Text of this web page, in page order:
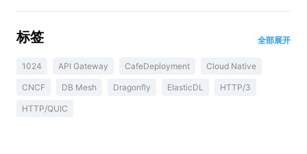
标签 全部展开
1024 API Gateway CafeDeployment Cloud Native
CNCF DB Mesh Dragonfly ElasticDL HTTP/3
HTTP/QUIC